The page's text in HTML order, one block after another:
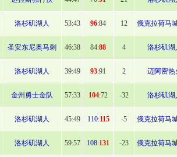
洛杉矶湖人 53:43 96:84 12 俄克拉荷马
圣安东尼奥马刺 46:38 84:88 4 洛杉矶湖
洛杉矶湖人 39:49 93:91 2 迈阿密热
金州勇士金队 57:33 104:72 -32 洛杉矶湖
洛杉矶湖人 45:49 110:115 -5 俄克拉荷马
洛杉矶湖人 59:57 108:131 -23 俄克拉荷马